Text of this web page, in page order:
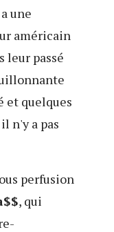
une
américain
leur passé
et quelques
n'y a pas
perfusion
, qui